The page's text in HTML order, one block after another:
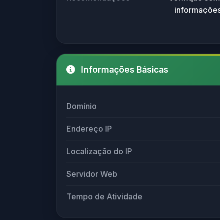
Informações Básicas
Domínio
Endereço IP
Localização do IP
Servidor Web
Tempo de Atividade